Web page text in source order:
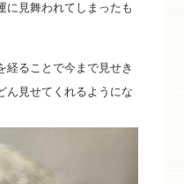
に見舞われてしまったも
経ることで今まで見せき
ん見せてくれるようにな